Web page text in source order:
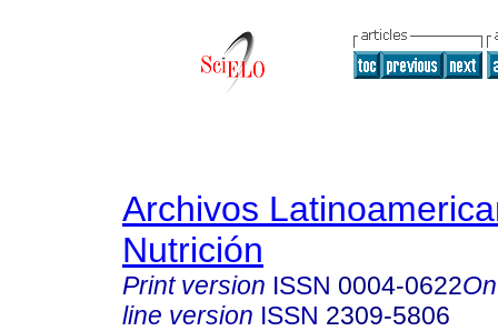
Archivos
Nutrición
Print version ISSN 0004-0622
line version ISSN 2309-5806